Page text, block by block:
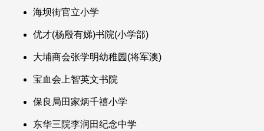
海坝街官立小学
优才(杨殷有娣)书院(小学部)
大埔商会张学明幼稚园(将军澳)
宝血会上智英文书院
保良局田家炳千禧小学
东华三院李润田纪念中学